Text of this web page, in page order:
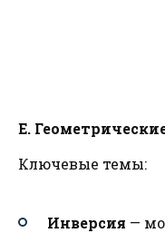
E.
Ключевые темы:
Инверсия —